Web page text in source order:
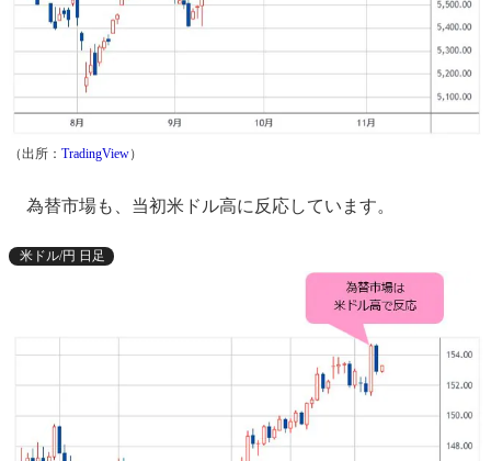
（出所： TradingView）
為替市場も、当初米ドル高に反応しています。
米ドル/円 日足